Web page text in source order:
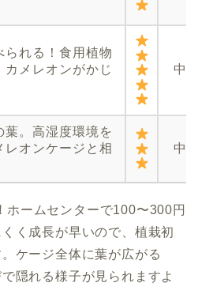
られる！食用植物
カメレオンがかじ
中
葉。高湿度環境を
レオンケージと相
中
ホームセンターで100〜300円
く成長が早いので、植栽初
ケージ全体に葉が広がる
隠れる様子が見られますよ